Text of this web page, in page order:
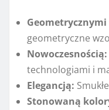
geometryczne
Nowoczesnością:
technologiami i
Elegancją:
Stonowaną